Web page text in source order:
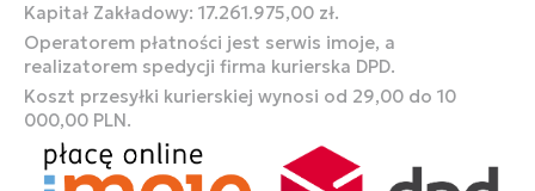
Kapitał Zakładowy: 17.261.975,00 zł.
Operatorem płatności jest serwis imoje, a
realizatorem spedycji firma kurierska DPD.
Koszt przesyłki kurierskiej wynosi od 29,00 do 10
000,00 PLN.